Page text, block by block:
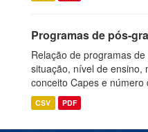
Programas de pós-
Relação de programas
situação, nível de ensino,
conceito Capes e número
CSV PDF